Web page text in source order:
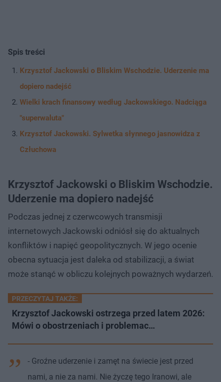
Spis treści
Krzysztof Jackowski o Bliskim Wschodzie. Uderzenie ma
dopiero nadejść
Wielki krach finansowy według Jackowskiego. Nadciąga
"superwaluta"
Krzysztof Jackowski. Sylwetka słynnego jasnowidza z
Człuchowa
Krzysztof Jackowski o Bliskim Wschodzie.
Uderzenie ma dopiero nadejść
Podczas jednej z czerwcowych transmisji
internetowych Jackowski odniósł się do aktualnych
konfliktów i napięć geopolitycznych. W jego ocenie
obecna sytuacja jest daleka od stabilizacji, a świat
może stanąć w obliczu kolejnych poważnych wydarzeń.
PRZECZYTAJ TAKŻE:
Krzysztof Jackowski ostrzega przed latem 2026:
Mówi o obostrzeniach i problemac…
- Groźne uderzenie i zamęt na świecie jest przed
nami, a nie za nami. Nie życzę tego Iranowi, ale